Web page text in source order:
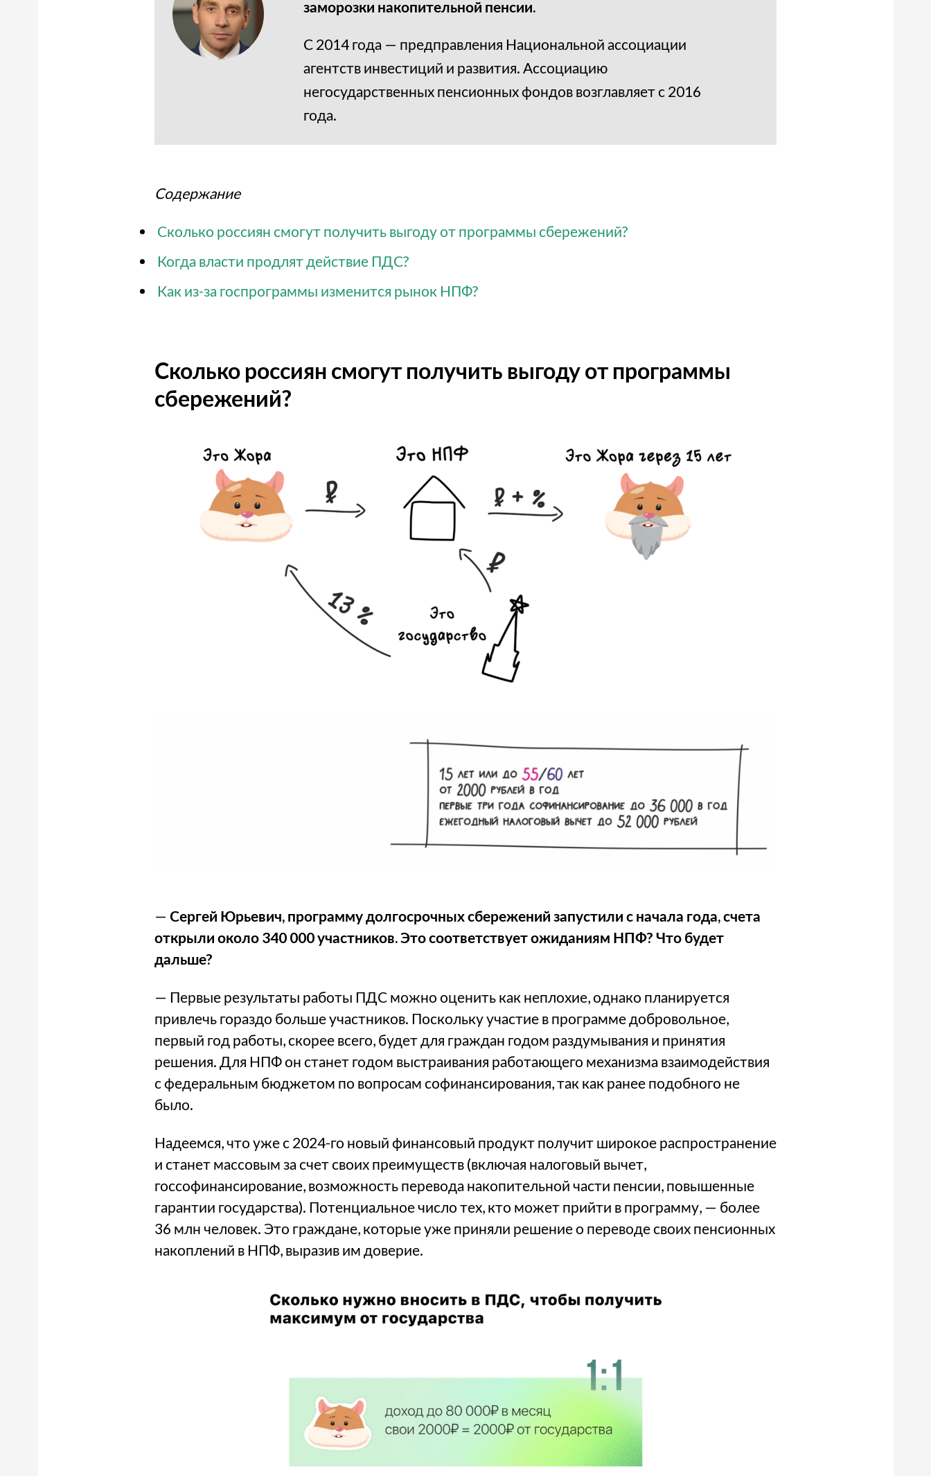
заморозки накопительной пенсии.
С 2014 года — предправления Национальной ассоциации
агентств инвестиций и развития. Ассоциацию
негосударственных пенсионных фондов возглавляет с 2016
года.
Содержание
Сколько россиян смогут получить выгоду от программы сбережений?
Когда власти продлят действие ПДС?
Как из-за госпрограммы изменится рынок НПФ?
Сколько россиян смогут получить выгоду от программы
сбережений?
— Сергей Юрьевич, программу долгосрочных сбережений запустили с начала года, счета
открыли около 340 000 участников. Это соответствует ожиданиям НПФ? Что будет
дальше?
— Первые результаты работы ПДС можно оценить как неплохие, однако планируется
привлечь гораздо больше участников. Поскольку участие в программе добровольное,
первый год работы, скорее всего, будет для граждан годом раздумывания и принятия
решения. Для НПФ он станет годом выстраивания работающего механизма взаимодействия
с федеральным бюджетом по вопросам софинансирования, так как ранее подобного не
было.
Надеемся, что уже с 2024-го новый финансовый продукт получит широкое распространение
и станет массовым за счет своих преимуществ (включая налоговый вычет,
госсофинансирование, возможность перевода накопительной части пенсии, повышенные
гарантии государства). Потенциальное число тех, кто может прийти в программу, — более
36 млн человек. Это граждане, которые уже приняли решение о переводе своих пенсионных
накоплений в НПФ, выразив им доверие.